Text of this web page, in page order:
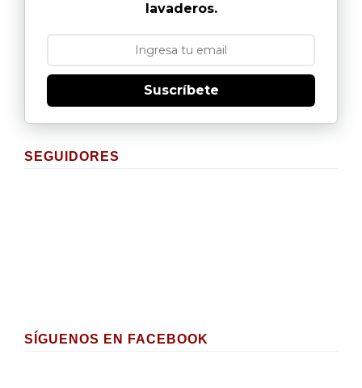
lavaderos.
Suscríbete
SEGUIDORES
SÍGUENOS EN FACEBOOK